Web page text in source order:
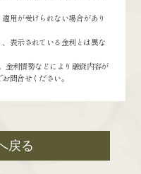
用が受けられない場合があり
表示されている金利とは異な
金利情勢などにより融資内容が
問合せください。
戻る